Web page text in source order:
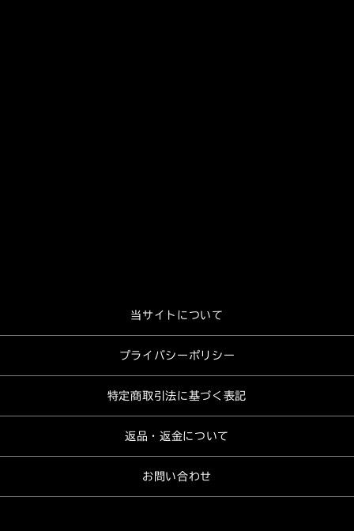
当サイトについて
プライバシーポリシー
特定商取引法に基づく表記
返品・返金について
お問い合わせ